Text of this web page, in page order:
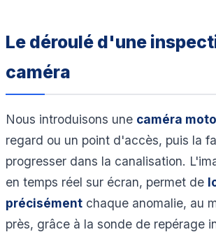
Le déroulé d'une
caméra
Nous introduisons une caméra
regard ou un point d'accès, puis la
progresser dans la canalisation.
en temps réel sur écran, permet de
précisément chaque anomalie, au
près, grâce à la sonde de repérage